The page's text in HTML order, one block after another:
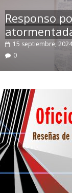
Temprano
2 noviembre,